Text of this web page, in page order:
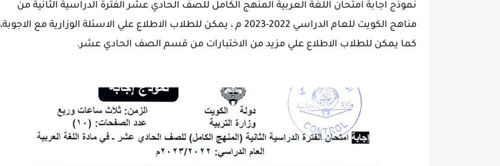
نموذج اجابة امتحان اللغة العربية المنهج الكامل للصف الحادي عشر الفترة الدراسية الثانية من
مناهج الكويت للعام الدراسي 2022-2023 م ، يمكن للطلاب الاطلاع علي الاسئلة الوزارية مع الاجوبة،
كما يمكن للطلاب الاطلاع علي مزيد من الاختبارات من قسم الصف الحادي عشر.